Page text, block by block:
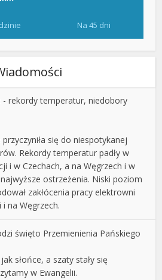
Na 45 dni
- rekordy temperatur, niedobory
się do niespotykanej
Rekordy temperatur padły w
i w Czechach, a na Węgrzech i w
ostrzeżenia. Niski poziom
zakłócenia pracy elektrowni
na Węgrzech.
święto Przemienienia Pańskiego
słońce, a szaty stały się
w Ewangelii.